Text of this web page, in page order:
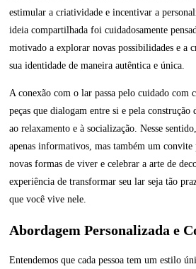
estimular a criatividade e incentivar a
ideia compartilhada foi cuidadosamente
motivado a explorar novas possibilidades e a
sua identidade de maneira autêntica e única.
A conexão com o lar passa pelo cuidado com
peças que dialogam entre si e pela construção
ao relaxamento e à socialização. Nesse
apenas informativos, mas também um convite
novas formas de viver e celebrar a arte de
experiência de transformar seu lar seja tão
que você vive nele.
Abordagem Personalizada e
Entendemos que cada pessoa tem um estilo